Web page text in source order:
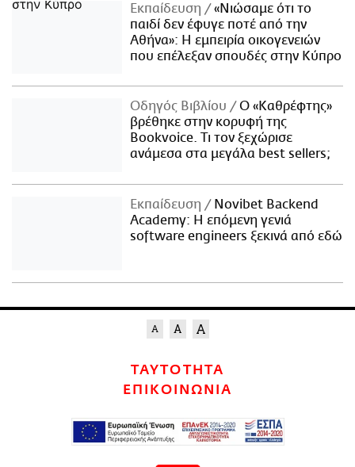
Εκπαίδευση
«Νιώσαμε ότι το
παιδί δεν έφυγε ποτέ από την
Αθήνα»: Η εμπειρία οικογενειών
που επέλεξαν σπουδές στην Κύπρο
Οδηγός Βιβλίου
Ο «Καθρέφτης»
βρέθηκε στην κορυφή της
Bookvoice. Τι τον ξεχώρισε
ανάμεσα στα μεγάλα best sellers;
Εκπαίδευση
Novibet Backend
Academy: Η επόμενη γενιά
software engineers ξεκινά από εδώ
ΤΑΥΤΟΤΗΤΑ
ΕΠΙΚΟΙΝΩΝΙΑ